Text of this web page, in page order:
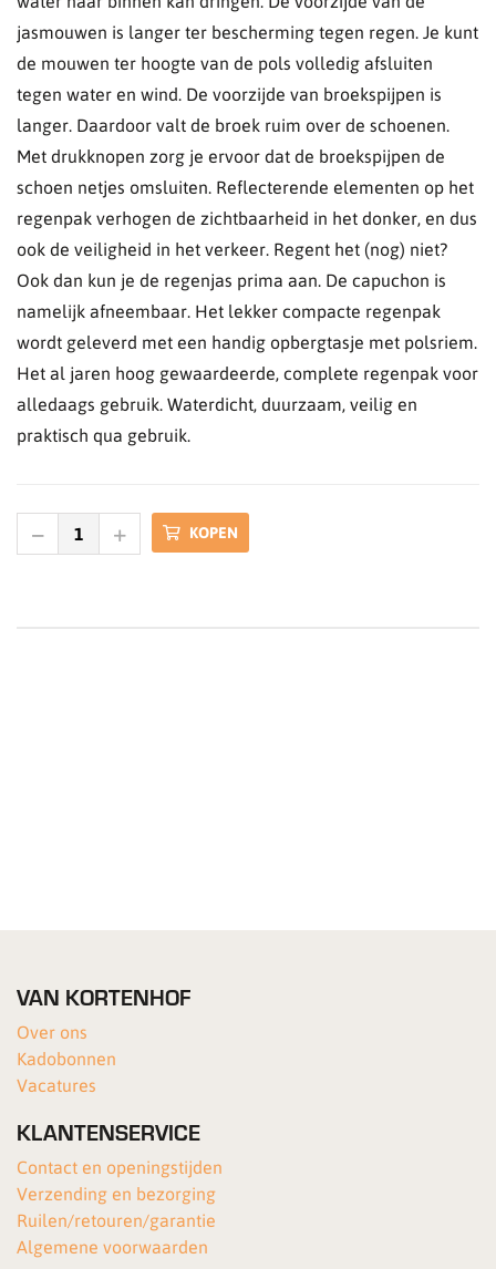
jasmouwen is langer ter bescherming tegen regen. Je kunt
de mouwen ter hoogte van de pols volledig afsluiten
tegen water en wind. De voorzijde van broekspijpen is
langer. Daardoor valt de broek ruim over de schoenen.
Met drukknopen zorg je ervoor dat de broekspijpen de
schoen netjes omsluiten. Reflecterende elementen op het
regenpak verhogen de zichtbaarheid in het donker, en dus
ook de veiligheid in het verkeer. Regent het (nog) niet?
Ook dan kun je de regenjas prima aan. De capuchon is
namelijk afneembaar. Het lekker compacte regenpak
wordt geleverd met een handig opbergtasje met polsriem.
Het al jaren hoog gewaardeerde, complete regenpak voor
alledaags gebruik. Waterdicht, duurzaam, veilig en
praktisch qua gebruik.
KOPEN
VAN KORTENHOF
Over ons
Kadobonnen
Vacatures
KLANTENSERVICE
Contact en openingstijden
Verzending en bezorging
Ruilen/retouren/garantie
Algemene voorwaarden